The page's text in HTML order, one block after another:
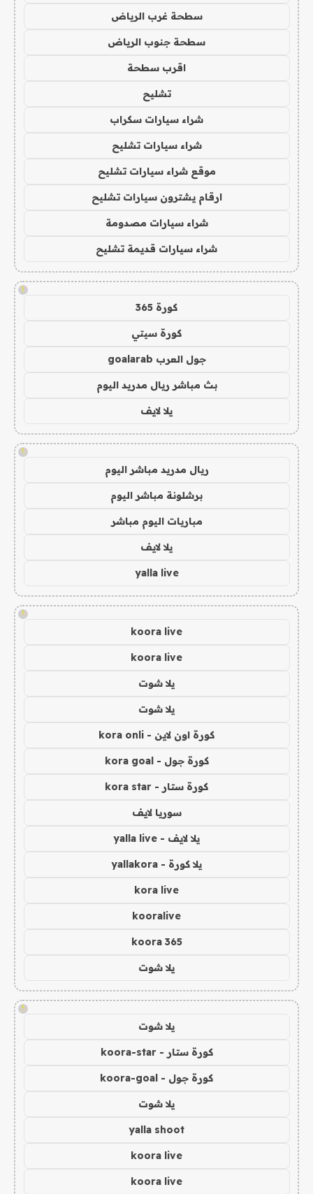
سطحة غرب الرياض
سطحة جنوب الرياض
اقرب سطحة
تشليح
شراء سيارات سكراب
شراء سيارات تشليح
موقع شراء سيارات تشليح
ارقام يشترون سيارات تشليح
شراء سيارات مصدومة
شراء سيارات قديمة تشليح
!
كورة 365
كورة سيتي
جول العرب goalarab
بث مباشر ريال مدريد اليوم
يلا لايف
!
ريال مدريد مباشر اليوم
برشلونة مباشر اليوم
مباريات اليوم مباشر
يلا لايف
yalla live
!
koora live
koora live
يلا شوت
يلا شوت
كورة اون لاين - kora onli
كورة جول - kora goal
كورة ستار - kora star
سوريا لايف
يلا لايف - yalla live
يلا كورة - yallakora
kora live
kooralive
koora 365
يلا شوت
!
يلا شوت
كورة ستار - koora-star
كورة جول - koora-goal
يلا شوت
yalla shoot
koora live
koora live